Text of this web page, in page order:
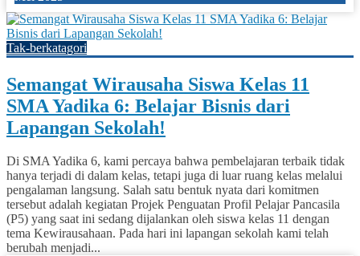
Tak-berkatagori
Semangat Wirausaha Siswa Kelas 11
SMA Yadika 6: Belajar Bisnis dari
Lapangan Sekolah!
Di SMA Yadika 6, kami percaya bahwa pembelajaran terbaik tidak
hanya terjadi di dalam kelas, tetapi juga di luar ruang kelas melalui
pengalaman langsung. Salah satu bentuk nyata dari komitmen
tersebut adalah kegiatan Projek Penguatan Profil Pelajar Pancasila
(P5) yang saat ini sedang dijalankan oleh siswa kelas 11 dengan
tema Kewirausahaan. Pada hari ini lapangan sekolah kami telah
berubah menjadi...